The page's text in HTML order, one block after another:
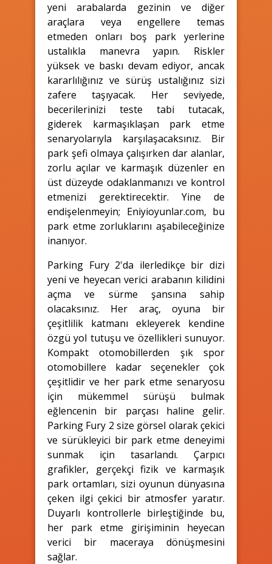
yeni arabalarda gezinin ve diğer
araçlara veya engellere temas
etmeden onları boş park yerlerine
ustalıkla manevra yapın. Riskler
yüksek ve baskı devam ediyor, ancak
kararlılığınız ve sürüş ustalığınız sizi
zafere taşıyacak. Her seviyede,
becerilerinizi teste tabi tutacak,
giderek karmaşıklaşan park etme
senaryolarıyla karşılaşacaksınız. Bir
park şefi olmaya çalışırken dar alanlar,
zorlu açılar ve karmaşık düzenler en
üst düzeyde odaklanmanızı ve kontrol
etmenizi gerektirecektir. Yine de
endişelenmeyin; Eniyioyunlar.com, bu
park etme zorluklarını aşabileceğinize
inanıyor.
Parking Fury 2'da ilerledikçe bir dizi
yeni ve heyecan verici arabanın kilidini
açma ve sürme şansına sahip
olacaksınız. Her araç, oyuna bir
çeşitlilik katmanı ekleyerek kendine
özgü yol tutuşu ve özellikleri sunuyor.
Kompakt otomobillerden şık spor
otomobillere kadar seçenekler çok
çeşitlidir ve her park etme senaryosu
için mükemmel sürüşü bulmak
eğlencenin bir parçası haline gelir.
Parking Fury 2 size görsel olarak çekici
ve sürükleyici bir park etme deneyimi
sunmak için tasarlandı. Çarpıcı
grafikler, gerçekçi fizik ve karmaşık
park ortamları, sizi oyunun dünyasına
çeken ilgi çekici bir atmosfer yaratır.
Duyarlı kontrollerle birleştiğinde bu,
her park etme girişiminin heyecan
verici bir maceraya dönüşmesini
sağlar.